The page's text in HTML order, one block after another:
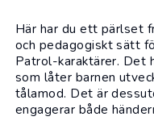
Här har du ett pärlset
och pedagogiskt sätt
Patrol-karaktärer. Det
som låter barnen
tålamod. Det är
engagerar både